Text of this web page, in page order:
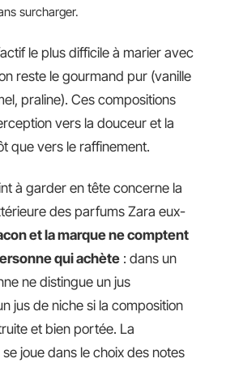
surcharger.
le plus difficile à marier avec
reste le gourmand pur (vanille
praline). Ces compositions
vers la douceur et la
que vers le raffinement.
à garder en tête concerne la
des parfums Zara eux-
et la marque ne comptent
qui achète : dans un
ne distingue un jus
jus de niche si la composition
et bien portée. La
joue dans le choix des notes